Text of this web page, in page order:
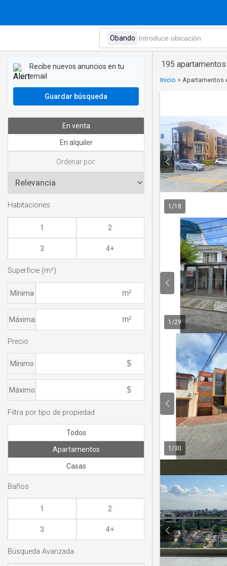
195
Inicio > Apartamentos
1 /18
1 /29
1 /30
Recibe nuevos anuncios en tu
email
Guardar búsqueda
En venta
En alquiler
Ordenar por:
Habitaciones
1 2
3 4+
Superficie (m²)
Mínima
Máxima
Precio
Mínimo
Máximo
Filtra por tipo de propiedad
Todos
Apartamentos
Casas
Baños
1 2
3 4+
Búsqueda Avanzada